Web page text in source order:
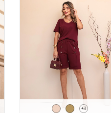
+3